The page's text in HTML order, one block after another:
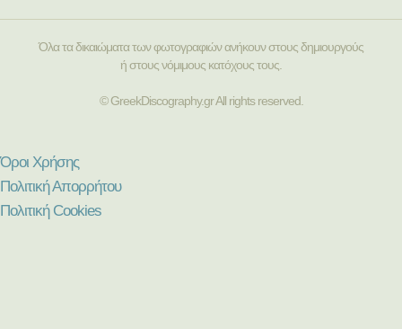
Όλα τα δικαιώματα των φωτογραφιών ανήκουν στους δημιουργούς
ή στους νόμιμους κατόχους τους.
© GreekDiscography.gr All rights reserved.
Όροι Χρήσης
Πολιτική Απορρήτου
Πολιτική Cookies